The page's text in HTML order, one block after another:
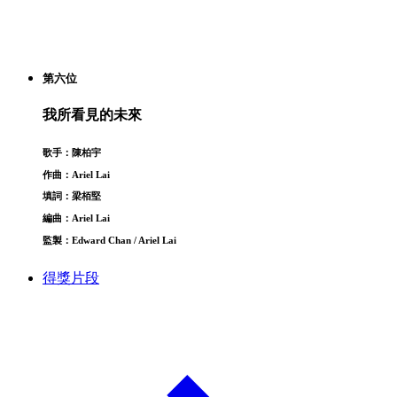
第六位
我所看見的未來
歌手：陳柏宇
作曲：Ariel Lai
填詞：梁栢堅
編曲：Ariel Lai
監製：Edward Chan / Ariel Lai
得獎片段